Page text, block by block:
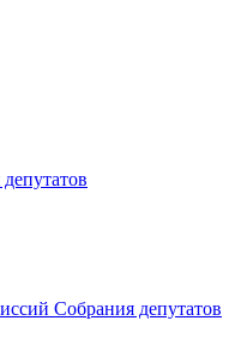
Собрания депутатов